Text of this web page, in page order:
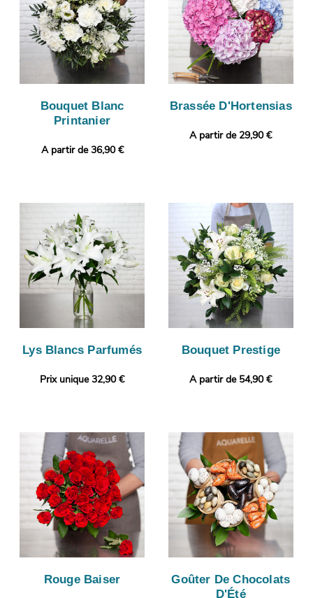
Bouquet Blanc
Printanier
A partir de 36,90 €
Brassée D'Hortensias
A partir de 29,90 €
Lys Blancs Parfumés
Prix unique 32,90 €
Bouquet Prestige
A partir de 54,90 €
Rouge Baiser
Goûter De Chocolats
D'Été